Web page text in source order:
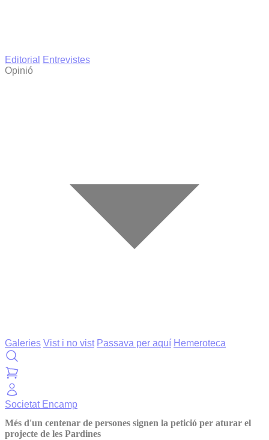
Editorial
Entrevistes
Opinió
Galeries Vist i no vist Passava per aquí Hemeroteca
Societat Encamp
Més d'un centenar de persones signen la petició per aturar el
projecte de les Pardines